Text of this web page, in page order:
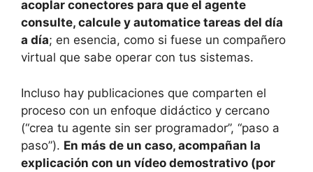
acoplar conectores para que el agente
consulte, calcule y automatice tareas del día
a día; en esencia, como si fuese un compañero
virtual que sabe operar con tus sistemas.
Incluso hay publicaciones que comparten el
proceso con un enfoque didáctico y cercano
(“crea tu agente sin ser programador”, “paso a
paso”). En más de un caso, acompañan la
explicación con un vídeo demostrativo (por